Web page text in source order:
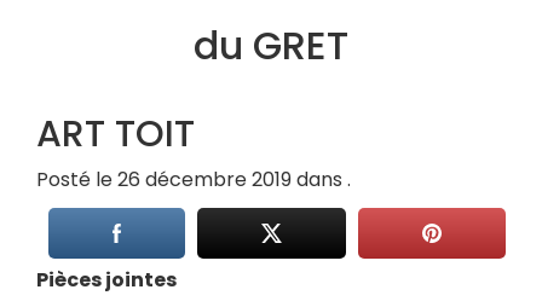
du GRET
ART TOIT
Posté le 26 décembre 2019 dans .
Pièces jointes